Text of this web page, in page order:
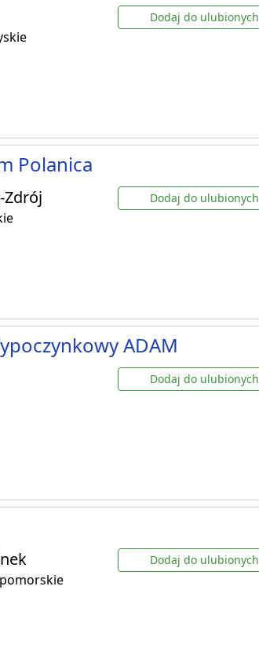
Dodaj do ulubionych
Polanica
Zdrój Dodaj do ulubionych
ADAM
Dodaj do ulubionych
Dodaj do ulubionych